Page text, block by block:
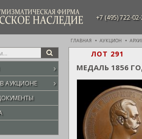
ФИРМА
НАСЛЕДИЕ +7 (495) 722-
ГЛАВНАЯ АУКЦИОН
SEARCH
АУКЦИОНЕ
ЛОТ 291
МЕДАЛЬ 1856